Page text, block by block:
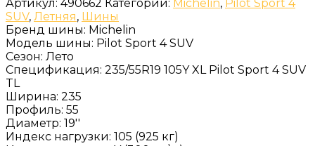
Артикул: 490662 Категории: Michelin, Pilot Sport 4
SUV, Летняя, Шины
Бренд шины: Michelin
Модель шины: Pilot Sport 4 SUV
Сезон: Лето
Спецификация: 235/55R19 105Y XL Pilot Sport 4 SUV
TL
Ширина: 235
Профиль: 55
Диаметр: 19''
Индекс нагрузки: 105 (925 кг)